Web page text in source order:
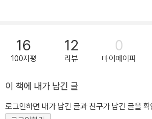
16
100자평
12
리뷰
0
마이페이퍼
이 책에 내가 남긴 글
로그인하면 내가 남긴 글과 친구가 남긴 글을